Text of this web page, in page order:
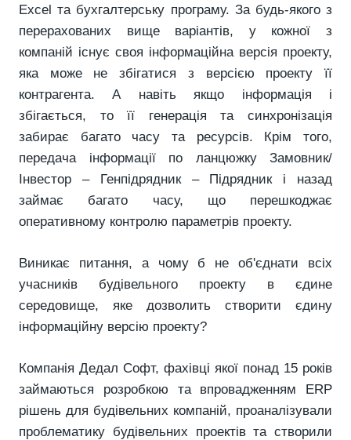
Excel та бухгалтерську програму. За будь-якого з
перерахованих вище варіантів, у кожної з
компаній існує своя інформаційна версія проекту,
яка може не збігатися з версією проекту її
контрагента. А навіть якщо інформація і
збігається, то її генерація та синхронізація
забирає багато часу та ресурсів. Крім того,
передача інформації по ланцюжку Замовник/
Інвестор – Генпідрядник – Підрядник і назад
займає багато часу, що перешкоджає
оперативному контролю параметрів проекту.
Виникає питання, а чому б не об'єднати всіх
учасників будівельного проекту в єдине
середовище, яке дозволить створити єдину
інформаційну версію проекту?
Компанія Дедал Софт, фахівці якої понад 15 років
займаються розробкою та впровадженням ERP
рішень для будівельних компаній, проаналізували
проблематику будівельних проектів та створили